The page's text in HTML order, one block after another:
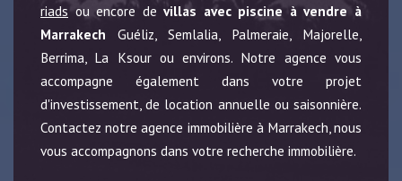
riads ou encore devillas avec piscine à vendre à
Marrakech Guéliz, Semlalia, Palmeraie, Majorelle,
Berrima, La Ksour ou environs. Notre agence vous
accompagne également dans votre projet
d'investissement, de location annuelle ou saisonnière.
Contactez notre agence immobilière à Marrakech, nous
vous accompagnons dans votre recherche immobilière.